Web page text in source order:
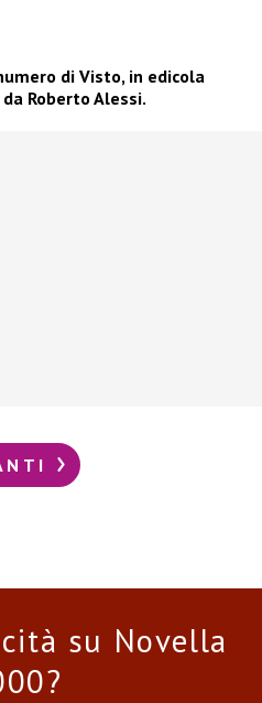
di Visto, in edicola
Roberto Alessi.
su Novella